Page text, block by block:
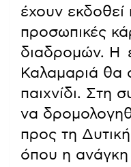
έχουν
προσωπικές
διαδρομών. Η
Καλαμαριά θα
παιχνίδι. Στη
να
προς τη
όπου η ανάγκη